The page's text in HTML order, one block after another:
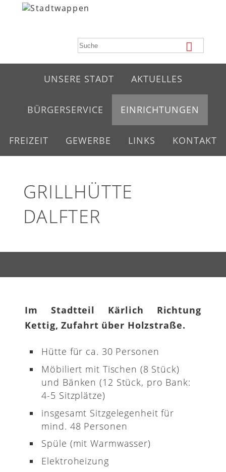
UNSERE STADT AKTUELLES
BÜRGERSERVICE EINRICHTUNGEN
FREIZEIT GEWERBE LINKS KONTAKT
GRILLHÜTTE
DALFTER
Im Stadtteil Kärlich Richtung
Kettig, Zufahrt über Holzstraße.
Hütte für ca. 30 Personen
Möbiliert mit Tischen (8 Stück)
und Bänken (12 Stück, pro Bank:
4-5 Sitzplätze)
insgesamt Sitzgelegenheit für
mind. 48 Personen
Spüle (mit Warmwasser)
Elektroheizung